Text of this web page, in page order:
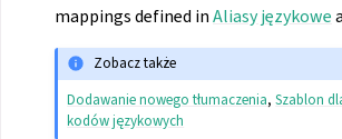
mappings defined inAliasy językowe
Zobacz także
Dodawanie nowego tłumaczenia,Szablon
kodów językowych